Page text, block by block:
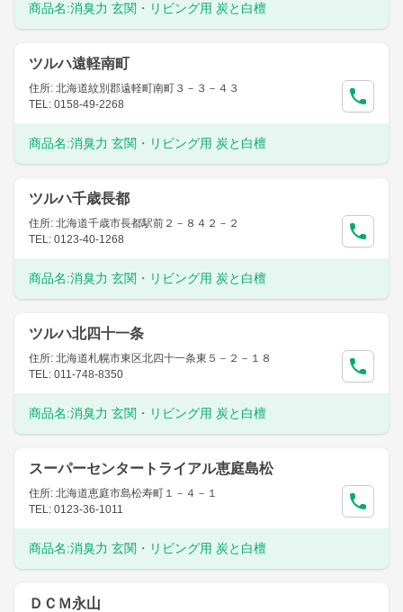
商品名:消臭力 玄関・リビング用 炭と白檀
ツルハ遠軽南町
住所: 北海道紋別郡遠軽町南町３－３－４３
TEL: 0158-49-2268
商品名:消臭力 玄関・リビング用 炭と白檀
ツルハ千歳長都
住所: 北海道千歳市長都駅前２－８４２－２
TEL: 0123-40-1268
商品名:消臭力 玄関・リビング用 炭と白檀
ツルハ北四十一条
住所: 北海道札幌市東区北四十一条東５－２－１８
TEL: 011-748-8350
商品名:消臭力 玄関・リビング用 炭と白檀
スーパーセンタートライアル恵庭島松
住所: 北海道恵庭市島松寿町１－４－１
TEL: 0123-36-1011
商品名:消臭力 玄関・リビング用 炭と白檀
ＤＣＭ永山